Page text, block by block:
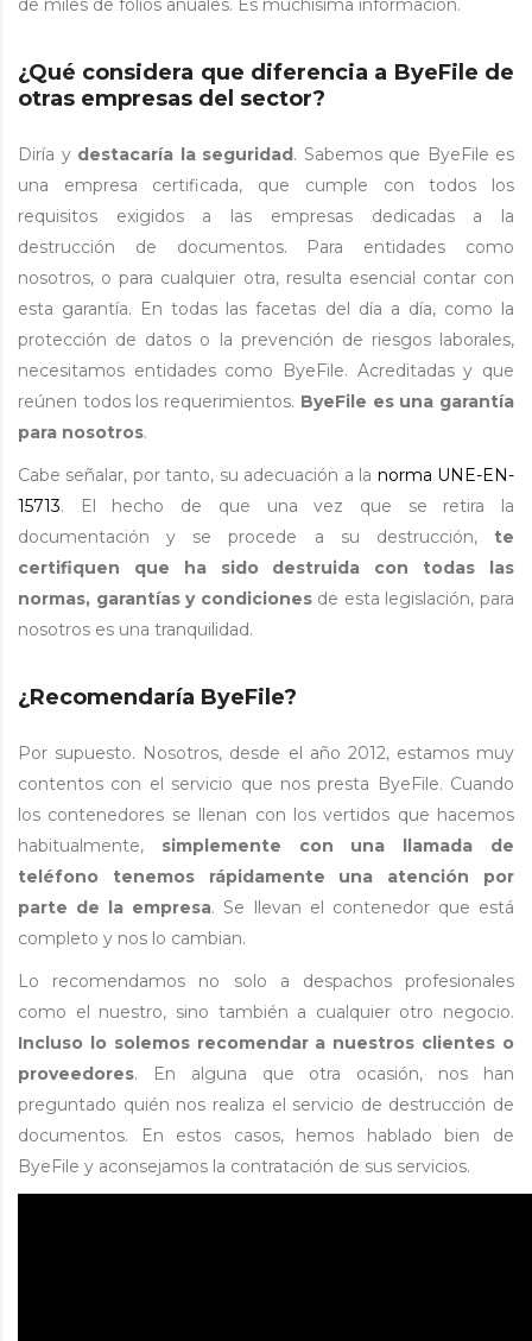
de miles de folios anuales. Es muchísima información.
¿Qué considera que diferencia a ByeFile de
otras empresas del sector?
Diría y destacaría la seguridad. Sabemos que ByeFile es
una empresa certificada, que cumple con todos los
requisitos exigidos a las empresas dedicadas a la
destrucción de documentos. Para entidades como
nosotros, o para cualquier otra, resulta esencial contar con
esta garantía. En todas las facetas del día a día, como la
protección de datos o la prevención de riesgos laborales,
necesitamos entidades como ByeFile. Acreditadas y que
reúnen todos los requerimientos. ByeFile es una garantía
para nosotros.
Cabe señalar, por tanto, su adecuación a la norma UNE-EN-
15713. El hecho de que una vez que se retira la
documentación y se procede a su destrucción, te
certifiquen que ha sido destruida con todas las
normas, garantías y condicionesde esta legislación, para
nosotros es una tranquilidad.
¿Recomendaría ByeFile?
Por supuesto. Nosotros, desde el año 2012, estamos muy
contentos con el servicio que nos presta ByeFile. Cuando
los contenedores se llenan con los vertidos que hacemos
habitualmente, simplemente con una llamada de
teléfono tenemos rápidamente una atención por
parte de la empresa. Se llevan el contenedor que está
completo y nos lo cambian.
Lo recomendamos no solo a despachos profesionales
como el nuestro, sino también a cualquier otro negocio.
Incluso lo solemos recomendar a nuestros clientes o
proveedores. En alguna que otra ocasión, nos han
preguntado quién nos realiza el servicio de destrucción de
documentos. En estos casos, hemos hablado bien de
ByeFile y aconsejamos la contratación de sus servicios.